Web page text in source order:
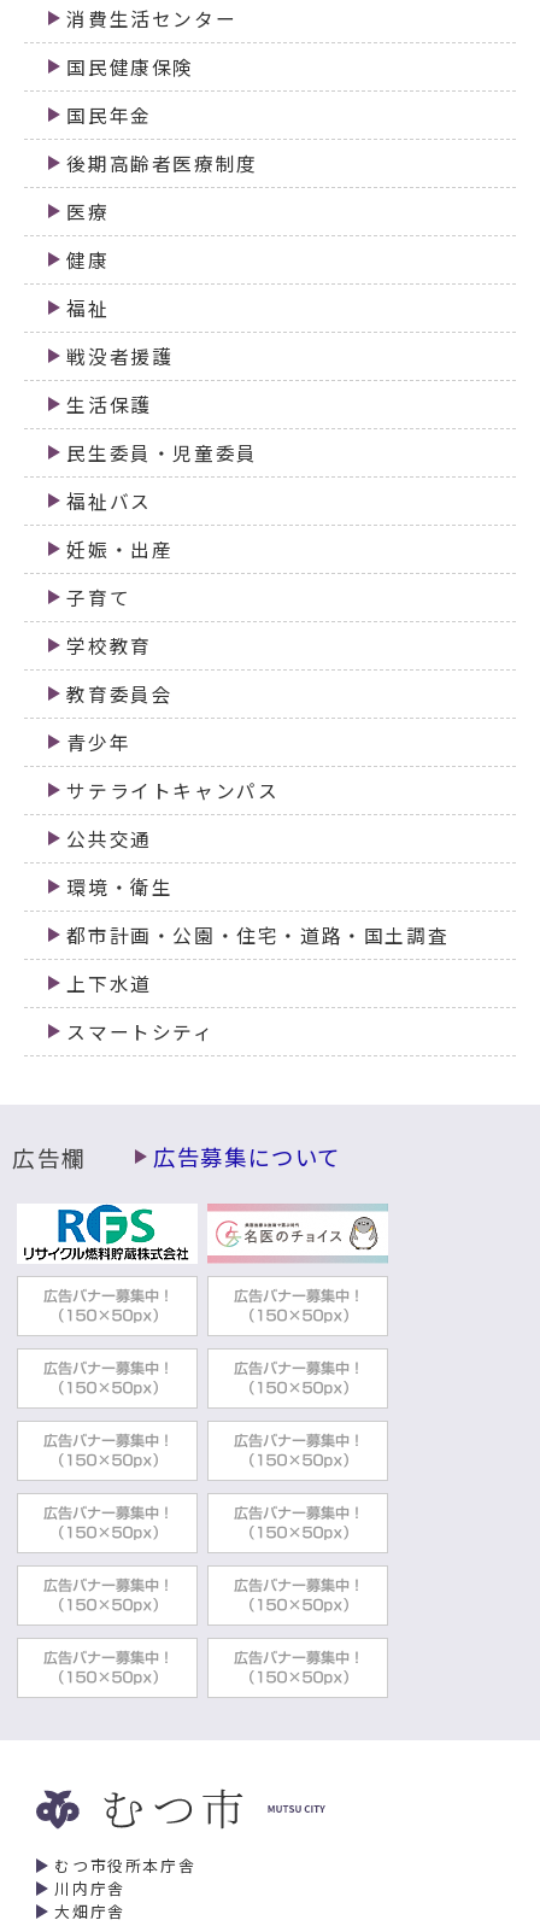
消費生活センター
国民健康保険
国民年金
後期高齢者医療制度
医療
健康
福祉
戦没者援護
生活保護
民生委員・児童委員
福祉バス
妊娠・出産
子育て
学校教育
教育委員会
青少年
サテライトキャンパス
公共交通
環境・衛生
都市計画・公園・住宅・道路・国土調査
上下水道
スマートシティ
広告欄 広告募集について
むつ市役所本庁舎
川内庁舎
大畑庁舎